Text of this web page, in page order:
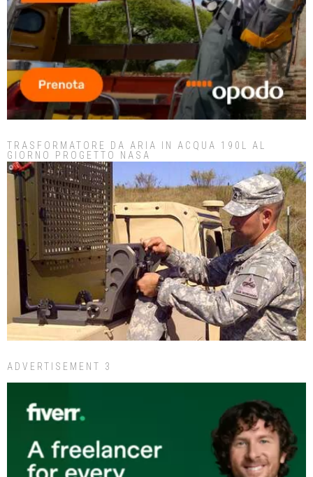
TRASFORMATORE DA ARIA IN ACQUA 190L AL
GIORNO PROGETTO NASA
ADVERTISEMENT 3